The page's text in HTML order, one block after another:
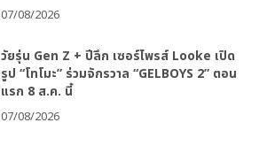
07/08/2026
วัยรุ่น Gen Z + ปีลึก เซอร์ไพรส์ Looke เปิด
รูป “โทโมะ” ร่วมจักรวาล “GELBOYS 2” ตอน
แรก 8 ส.ค. นี้
07/08/2026